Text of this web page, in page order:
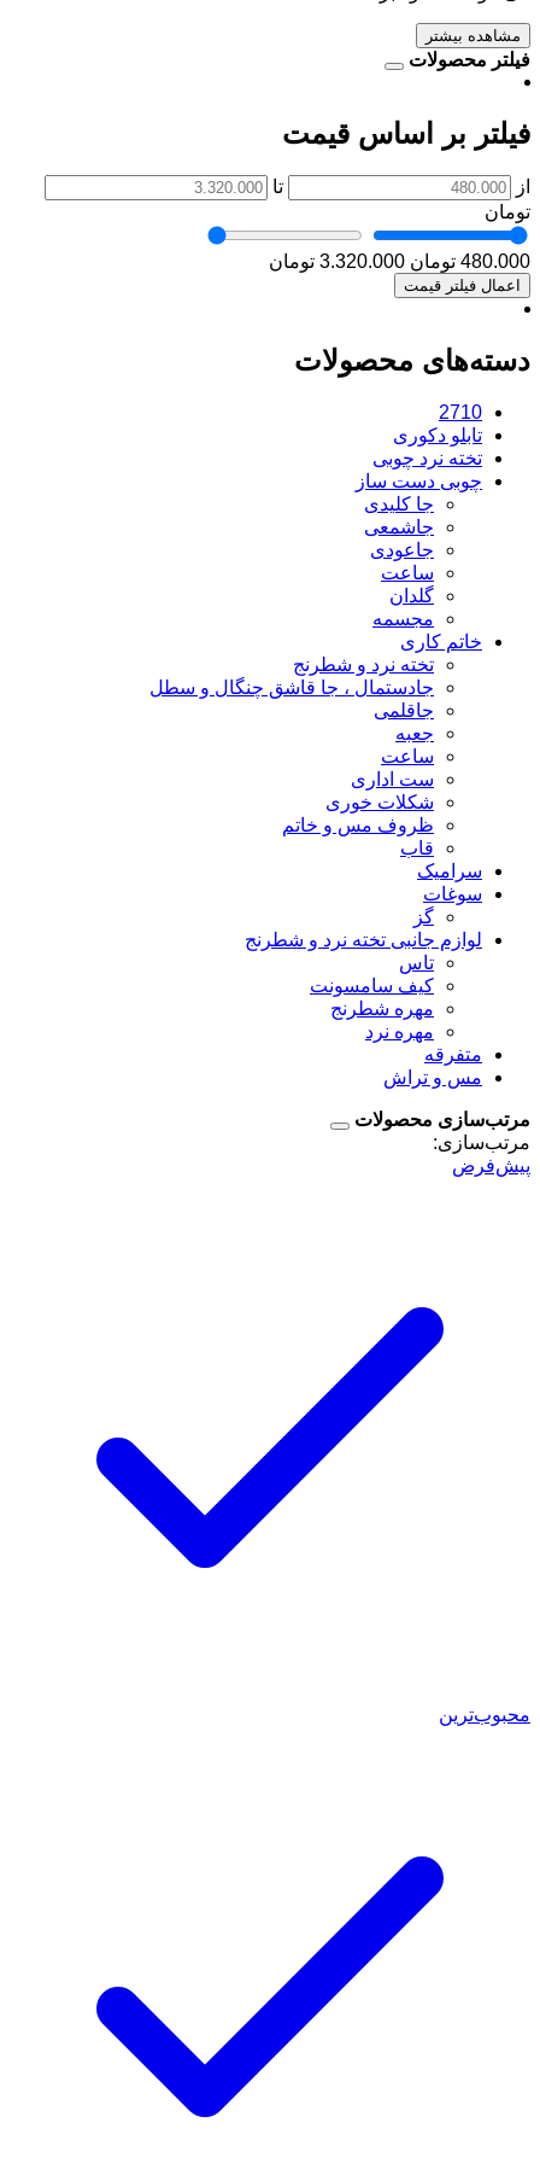
مشاهده بیشتر
فیلتر محصولات
فیلتر بر اساس قیمت
از
تا
تومان
480.000 تومان 3.320.000 تومان
اعمال فیلتر قیمت
دسته‌های محصولات
2710
تابلو دکوری
تخته نرد چوبی
چوبی دست ساز
جا کلیدی
جاشمعی
جاعودی
ساعت
گلدان
مجسمه
خاتم کاری
تخته نرد و شطرنج
جادستمال ، جا قاشق چنگال و سطل
جاقلمی
جعبه
ساعت
ست اداری
شکلات خوری
ظروف مس و خاتم
قاب
سرامیک
سوغات
گز
لوازم جانبی تخته نرد و شطرنج
تاس
کیف سامسونت
مهره شطرنج
مهره نرد
متفرقه
مس و تراش
مرتب‌سازی محصولات
مرتب‌سازی:
پیش‌فرض
محبوب‌ترین